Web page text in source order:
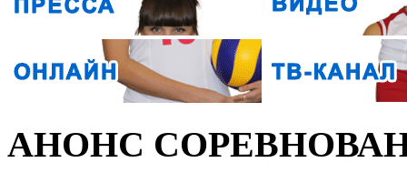
АНОНС